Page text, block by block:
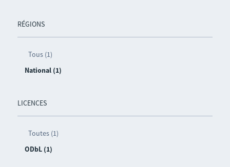
RÉGIONS
Tous (1)
National (1)
LICENCES
Toutes (1)
ODbL (1)